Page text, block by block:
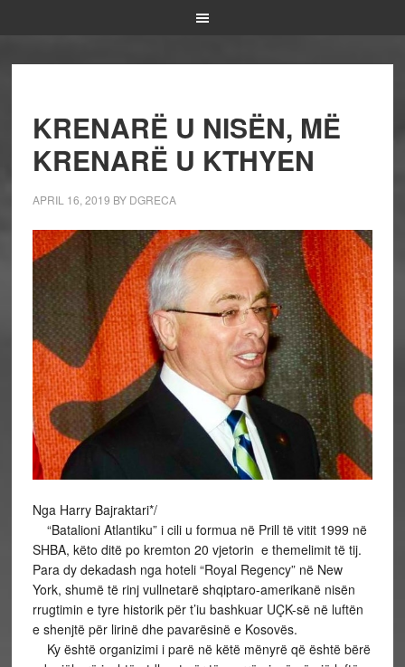
KRENARË U NISËN, MË
KRENARË U KTHYEN
APRIL 16, 2019 BY DGRECA
Nga Harry Bajraktari*/
“Batalioni Atlantiku” i cili u formua në Prill të vitit 1999 në
SHBA, këto ditë po kremton 20 vjetorin e themelimit të tij.
Para dy dekadash nga hoteli “Royal Regency” në New
York, shumë të rinj vullnetarë shqiptaro-amerikanë nisën
rrugtimin e tyre historik për t’iu bashkuar UÇK-së në luftën
e shenjtë për lirinë dhe pavarësinë e Kosovës.
Ky është organizimi i parë në këtë mënyrë që është bërë